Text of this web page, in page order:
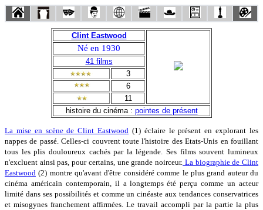
Clint Eastwood
Né en 1930
41 films
3
6
11
histoire du cinéma : pointes de présent
La mise en scène de Clint Eastwood (1) éclaire le présent en explorant les
nappes de passé. Celles-ci couvrent toute l'histoire des Etats-Unis en fouillant
tous les plis douloureux cachés par la légende. Ses films souvent lumineux
n'excluent ainsi pas, pour certains, une grande noirceur. La biographie de Clint
Eastwood (2) montre qu'avant d'être considéré comme le plus grand auteur du
cinéma américain contemporain, il a longtemps été perçu comme un acteur
limité dans ses possibilités et comme un cinéaste aux tendances conservatrices
et misogynes franchement affirmées. Le travail accompli par la partie la plus